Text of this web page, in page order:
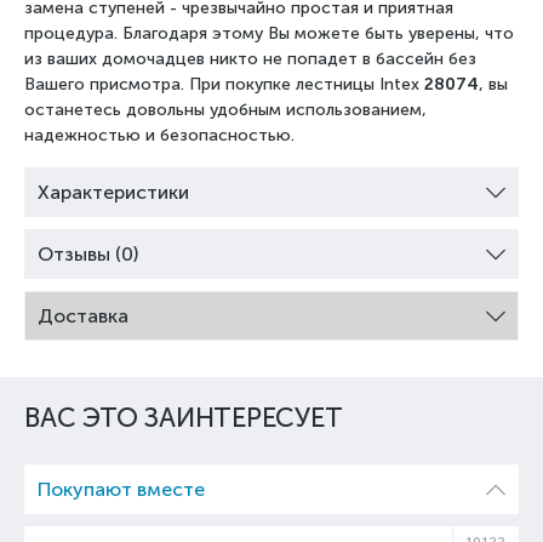
замена ступеней - чрезвычайно простая и приятная
процедура. Благодаря этому Вы можете быть уверены, что
из ваших домочадцев никто не попадет в бассейн без
Вашего присмотра. При покупке лестницы Intex 28074, вы
останетесь довольны удобным использованием,
надежностью и безопасностью.
Характеристики
Отзывы (0)
Доставка
ВАС ЭТО ЗАИНТЕРЕСУЕТ
Покупают вместе